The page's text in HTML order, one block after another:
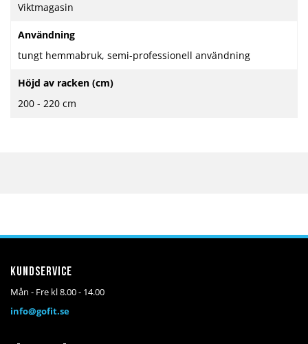
Viktmagasin
Användning
tungt hemmabruk, semi-professionell användning
Höjd av racken (cm)
200 - 220 cm
Kundservice
Mån - Fre kl 8.00 - 14.00
info@gofit.se